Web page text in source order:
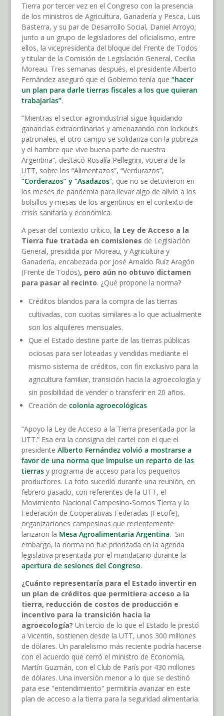
Tierra por tercer vez en el Congreso con la presencia
de los ministros de Agricultura, Ganadería y Pesca, Luis
Basterra, y su par de Desarrollo Social, Daniel Arroyo;
junto a un grupo de legisladores del oficialismo, entre
ellos, la vicepresidenta del bloque del Frente de Todos
y titular de la Comisión de Legislación General, Cecilia
Moreau. Tres semanas después, el presidente Alberto
Fernández aseguró que el Gobierno tenía que “hacer
un plan para darle tierras fiscales a los que quieran
trabajarlas”.
“Mientras el sector agroindustrial sigue liquidando
ganancias extraordinarias y amenazando con lockouts
patronales, el otro campo se solidariza con la pobreza
y el hambre que vive buena parte de nuestra
Argentina”, destacó Rosalía Pellegrini, vocera de la
UTT, sobre los “Alimentazos”, “Verdurazos”,
“Corderazos” y “Asadazos”, que no se detuvieron en
los meses de pandemia para llevar algo de alivio a los
bolsillos y mesas de los argentinos en el contexto de
crisis sanitaria y económica.
A pesar del contexto crítico, la Ley de Acceso a la
Tierra fue tratada en comisiones de Legislación
General, presidida por Moreau, y Agricultura y
Ganadería, encabezada por José Arnaldo Ruíz Aragón
(Frente de Todos), pero aún no obtuvo dictamen
para pasar al recinto. ¿Qué propone la norma?
Créditos blandos para la compra de las tierras
cultivadas, con cuotas similares a lo que actualmente
son los alquileres mensuales.
Que el Estado destine parte de las tierras públicas
ociosas para ser loteadas y vendidas mediante el
mismo sistema de créditos, con fin exclusivo para la
agricultura familiar, transición hacia la agroecología y
sin posibilidad de vender o transferir en 20 años.
Creación de colonia agroecológicas
“Apoyo la Ley de Acceso a la Tierra presentada por la
UTT.” Esa era la consigna del cartel con el que el
presidente Alberto Fernández volvió a mostrarse a
favor de una norma que impulse un reparto de las
tierrasy programa de acceso para los pequeños
productores. La foto sucedió durante una reunión, en
febrero pasado, con referentes de la UTT, el
Movimiento Nacional Campesino-Somos Tierra y la
Federación de Cooperativas Federadas (Fecofe),
organizaciones campesinas que recientemente
lanzaron la Mesa Agroalimentaria Argentina. Sin
embargo, la norma no fue priorizada en la agenda
legislativa presentada por el mandatario durante la
apertura de sesiones del Congreso.
¿Cuánto representaría para el Estado invertir en
un plan de créditos que permitiera acceso a la
tierra, reducción de costos de producción e
incentivo para la transición hacia la
agroecología? Un tercio de lo que el Estado le prestó
a Vicentín, sostienen desde la UTT, unos 300 millones
de dólares. Un paralelismo más reciente podría hacerse
con el acuerdo que cerró el ministro de Economía,
Martín Guzmán, con el Club de París por 430 millones
de dólares. Una inversión menor a lo que se destinó
para ese "entendimiento" permitiría avanzar en este
plan de acceso a la tierra para la seguridad alimentaria.